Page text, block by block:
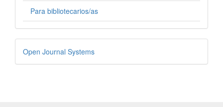
Para bibliotecarios/as
Desarrollado
por
Open Journal Systems